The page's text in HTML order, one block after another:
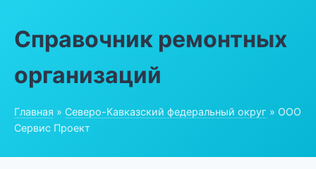
Справочник ремонтных
организаций
Главная » Северо-Кавказский федеральный округ » ООО
Сервис Проект